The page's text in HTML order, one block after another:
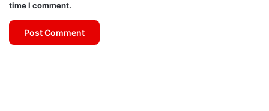
time I comment.